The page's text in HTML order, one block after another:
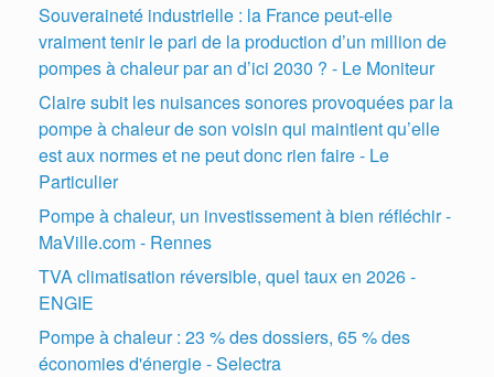
Souveraineté industrielle : la France peut-elle
vraiment tenir le pari de la production d’un million de
pompes à chaleur par an d’ici 2030 ? - Le Moniteur
Claire subit les nuisances sonores provoquées par la
pompe à chaleur de son voisin qui maintient qu’elle
est aux normes et ne peut donc rien faire - Le
Particulier
Pompe à chaleur, un investissement à bien réfléchir -
MaVille.com - Rennes
TVA climatisation réversible, quel taux en 2026 -
ENGIE
Pompe à chaleur : 23 % des dossiers, 65 % des
économies d'énergie - Selectra